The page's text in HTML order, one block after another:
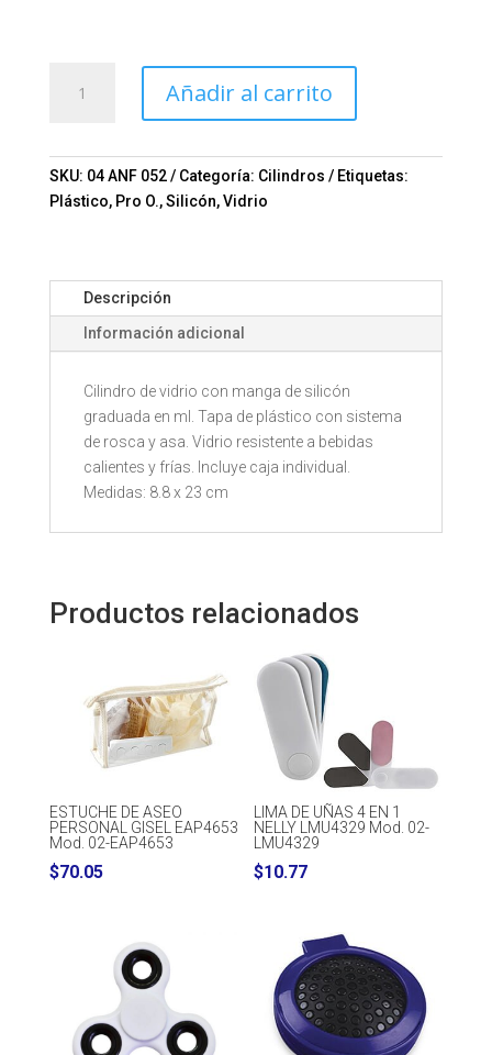
Mod.
04-
cantidad
Añadir al carrito
SKU: 04 ANF 052 Categoría: Cilindros
Etiquetas:
Plástico, Pro O.,Silicón,Vidrio
Descripción
Información adicional
Cilindro de vidrio con manga de silicón
graduada en ml. Tapa de plástico con sistema
de rosca y asa. Vidrio resistente a bebidas
calientes y frías. Incluye caja individual.
Medidas: 8.8 x 23 cm
Productos relacionados
ESTUCHE DE ASEO
PERSONAL GISEL EAP4653
Mod. 02-EAP4653
$70.05
LIMA DE UÑAS 4 EN 1
NELLY LMU4329 Mod. 02-
LMU4329
$10.77